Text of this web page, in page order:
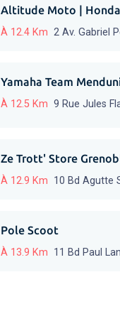
Altitude Moto | Honda
À 12.4 Km 2 Av. Gabriel
Yamaha Team
À 12.5 Km 9 Rue Jules
Ze Trott' Store
À 12.9 Km 10 Bd Agutte
Pole Scoot
À 13.9 Km 11 Bd Paul